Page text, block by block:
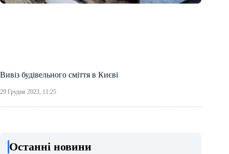
Вивіз будівельного сміття в Києві
29 Грудня 2023, 11:25
Останні новини